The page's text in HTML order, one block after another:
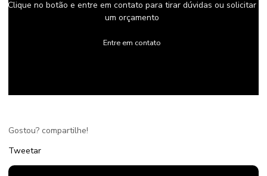
Clique no botão e entre em contato para tirar dúvidas ou solicitar
um orçamento
Entre em contato
Gostou? compartilhe!
Tweetar